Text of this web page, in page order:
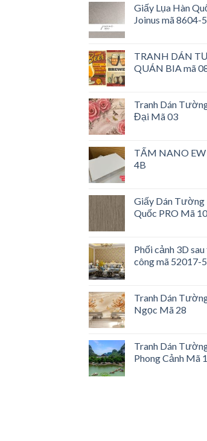
Giấy Lụa Hàn
Joinus mã 8604-5
TRANH DÁN
QUÁN BIA mã
Tranh Dán
Đại Mã 03
TẤM NANO
4B
Giấy Dán Tường
Quốc PRO Mã
Phối cảnh 3D
công mã 52017-
Tranh Dán
Ngọc Mã 28
Tranh Dán
Phong Cảnh Mã